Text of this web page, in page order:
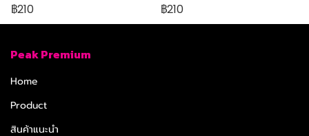
฿210 ฿210
Peak Premium
Home
Product
สินค้าแนะนำ